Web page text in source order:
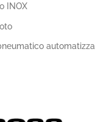
INOX